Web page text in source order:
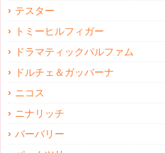
テスター
トミーヒルフィガー
ドラマティックパルファム
ドルチェ＆ガッバーナ
ニコス
ニナリッチ
バーバリー